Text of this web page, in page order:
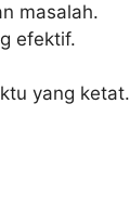
masalah.
efektif.
yang ketat.